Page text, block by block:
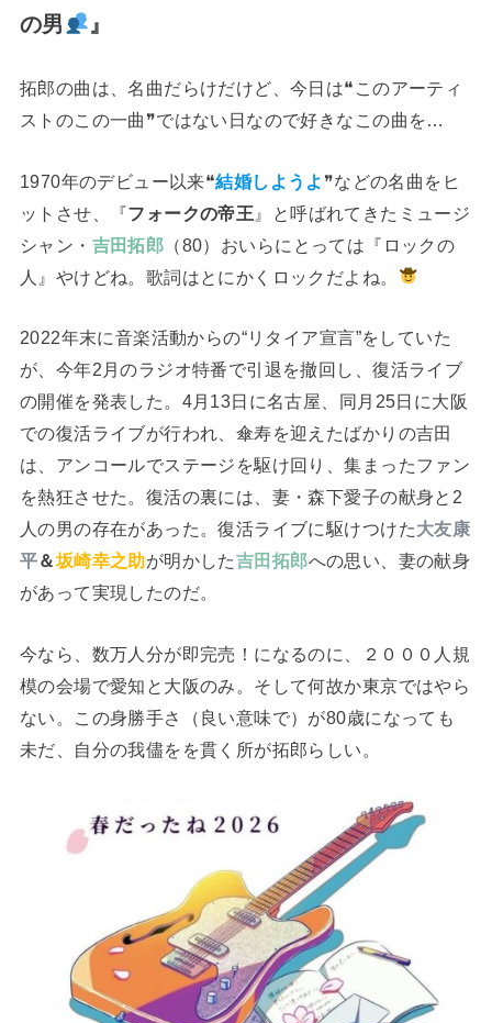
の男
』
拓郎の曲は、名曲だらけだけど、今日は❝このアーティ
ストのこの一曲❞ではない日なので好きなこの曲を…
1970年のデビュー以来❝結婚しようよ ❞などの名曲をヒ
ットさせ、『フォークの帝王 』と呼ばれてきたミュージ
シャン・ 吉田拓郎 （80）おいらにとっては『ロックの
人』やけどね。歌詞はとにかくロックだよね。
2022年末に音楽活動からの“リタイア宣言”をしていた
が、今年2月のラジオ特番で引退を撤回し、復活ライブ
の開催を発表した。4月13日に名古屋、同月25日に大阪
での復活ライブが行われ、傘寿を迎えたばかりの吉田
は、アンコールでステージを駆け回り、集まったファン
を熱狂させた。復活の裏には、妻・森下愛子の献身と2
人の男の存在があった。復活ライブに駆けつけた大友康
平＆坂崎幸之助が明かした吉田拓郎への思い、妻の献身
があって実現したのだ。
今なら、数万人分が即完売！になるのに、２０００人規
模の会場で愛知と大阪のみ。そして何故か東京ではやら
ない。この身勝手さ（良い意味で）が80歳になっても
未だ、自分の我儘をを貫く所が拓郎らしい。